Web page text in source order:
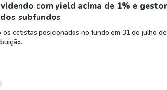
com yield acima de 1% e gestor
subfundos
cotistas posicionados no fundo em 31 de julho de